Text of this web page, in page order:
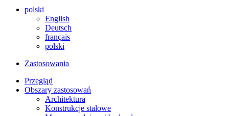
polski
English
Deutsch
français
polski
Zastosowania
Przegląd
Obszary zastosowań
Architektura
Konstrukcje stalowe